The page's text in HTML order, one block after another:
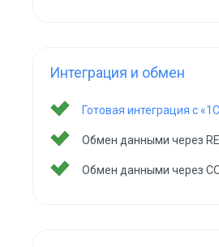
Интеграция и обмен
Готовая интеграция с
Обмен данными через
Обмен данными через